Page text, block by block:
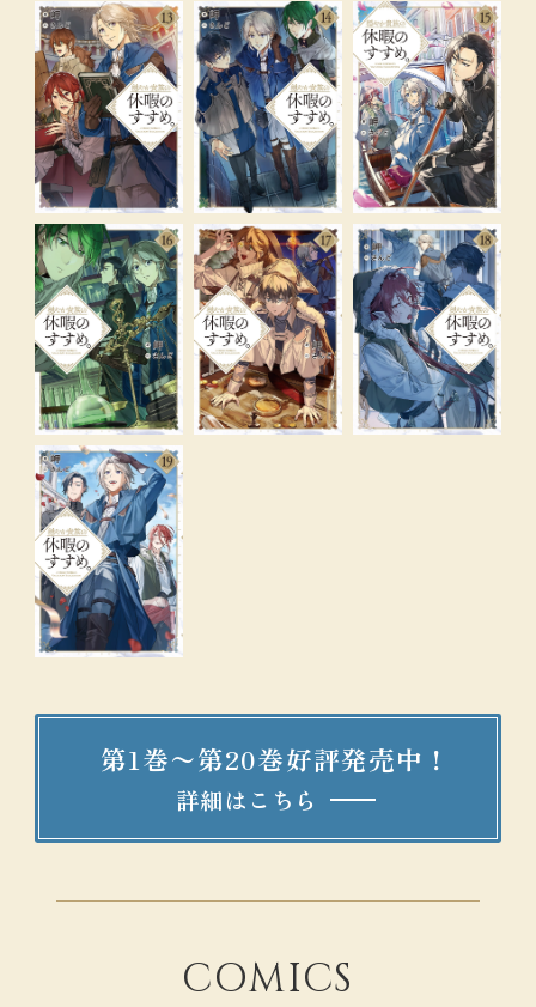
第1巻〜第20巻好評発売中！
詳細はこちら
COMICS